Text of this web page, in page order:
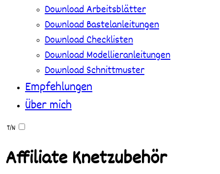
Download Arbeitsblätter
Download Bastelanleitungen
Download Checklisten
Download Modellieranleitungen
Download Schnittmuster
Empfehlungen
Über mich
T/N
Affiliate Knetzubehör